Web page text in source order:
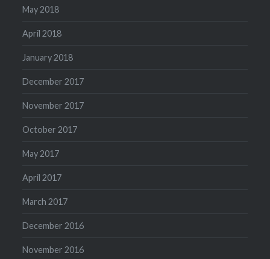
May 2018
April 2018
January 2018
December 2017
November 2017
October 2017
May 2017
April 2017
March 2017
December 2016
November 2016